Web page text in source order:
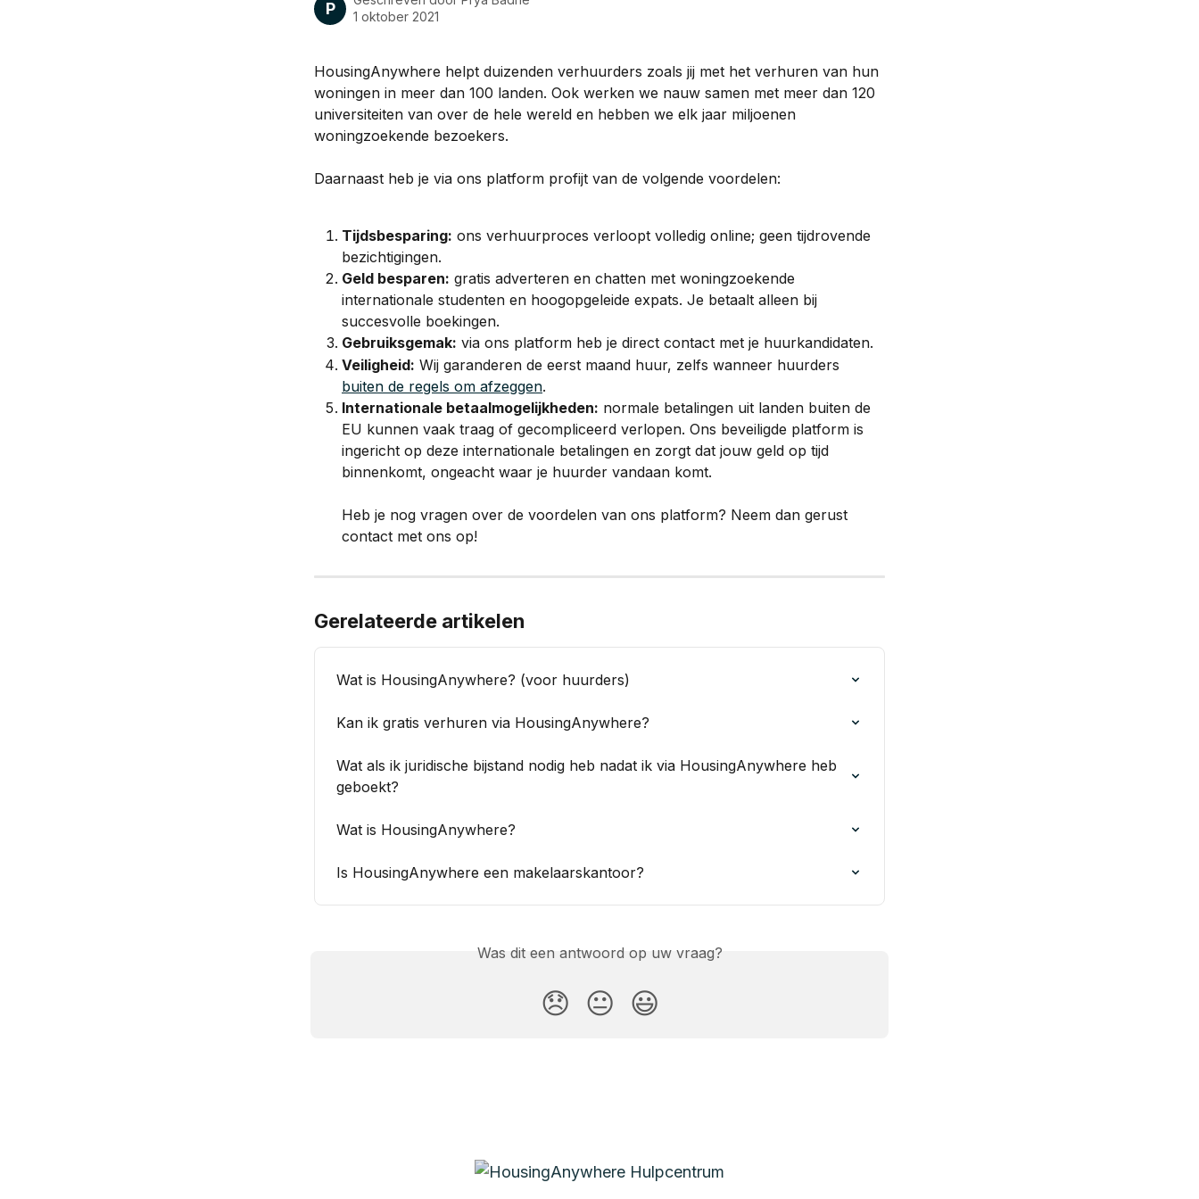
P
1 oktober 2021
HousingAnywhere helpt duizenden verhuurders zoals jij met het verhuren van hun
woningen in meer dan 100 landen. Ook werken we nauw samen met meer dan 120
universiteiten van over de hele wereld en hebben we elk jaar miljoenen
woningzoekende bezoekers.
Daarnaast heb je via ons platform profijt van de volgende voordelen:
Tijdsbesparing: ons verhuurproces verloopt volledig online; geen tijdrovende
bezichtigingen.
Geld besparen: gratis adverteren en chatten met woningzoekende
internationale studenten en hoogopgeleide expats. Je betaalt alleen bij
succesvolle boekingen.
Gebruiksgemak: via ons platform heb je direct contact met je huurkandidaten.
Veiligheid: Wij garanderen de eerst maand huur, zelfs wanneer huurders
buiten de regels om afzeggen.
Internationale betaalmogelijkheden: normale betalingen uit landen buiten de
EU kunnen vaak traag of gecompliceerd verlopen. Ons beveiligde platform is
ingericht op deze internationale betalingen en zorgt dat jouw geld op tijd
binnenkomt, ongeacht waar je huurder vandaan komt.
Heb je nog vragen over de voordelen van ons platform? Neem dan gerust
contact met ons op!
Gerelateerde artikelen
Wat is HousingAnywhere? (voor huurders)
Kan ik gratis verhuren via HousingAnywhere?
Wat als ik juridische bijstand nodig heb nadat ik via HousingAnywhere heb
geboekt?
Wat is HousingAnywhere?
Is HousingAnywhere een makelaarskantoor?
Was dit een antwoord op uw vraag?
😞 😐 😃